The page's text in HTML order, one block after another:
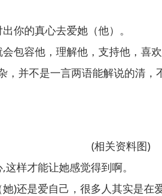
你的真心去爱她（他）。
包容他，理解他，支持他，喜
，并不是一言两语能解说的清
(相关资料图)
样才能让她感觉得到啊。
)还是爱自己，很多人其实是在